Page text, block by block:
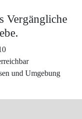
Vergängliche
und Umgebung